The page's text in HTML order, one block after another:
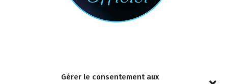
Gérer le consentement aux